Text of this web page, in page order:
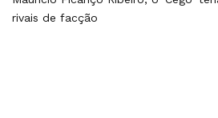
rivais de facção